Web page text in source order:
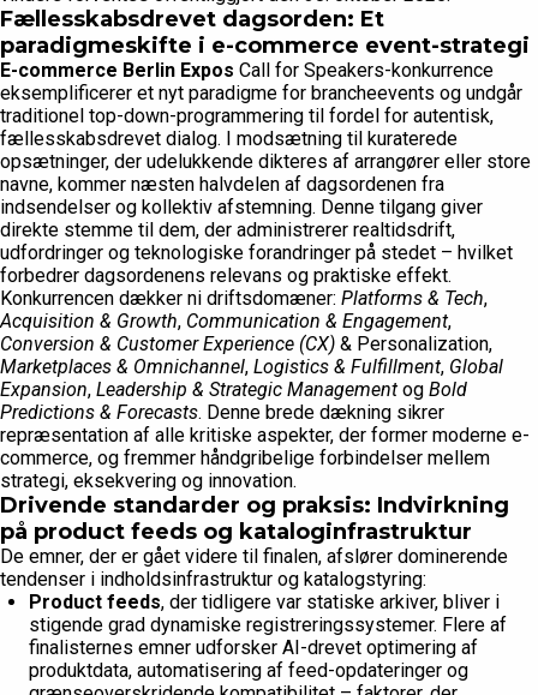
Fællesskabsdrevet dagsorden: Et
paradigmeskifte i e-commerce event-strategi
E-commerce Berlin Expos Call for Speakers-konkurrence
eksemplificerer et nyt paradigme for brancheevents og undgår
traditionel top-down-programmering til fordel for autentisk,
fællesskabsdrevet dialog. I modsætning til kuraterede
opsætninger, der udelukkende dikteres af arrangører eller store
navne, kommer næsten halvdelen af dagsordenen fra
indsendelser og kollektiv afstemning. Denne tilgang giver
direkte stemme til dem, der administrerer realtidsdrift,
udfordringer og teknologiske forandringer på stedet – hvilket
forbedrer dagsordenens relevans og praktiske effekt.
Konkurrencen dækker ni driftsdomæner: Platforms & Tech,
Acquisition & Growth, Communication & Engagement,
Conversion & Customer Experience (CX) & Personalization,
Marketplaces & Omnichannel, Logistics & Fulfillment, Global
Expansion, Leadership & Strategic Management og Bold
Predictions & Forecasts. Denne brede dækning sikrer
repræsentation af alle kritiske aspekter, der former moderne e-
commerce, og fremmer håndgribelige forbindelser mellem
strategi, eksekvering og innovation.
Drivende standarder og praksis: Indvirkning
på product feeds og kataloginfrastruktur
De emner, der er gået videre til finalen, afslører dominerende
tendenser i indholdsinfrastruktur og katalogstyring:
Product feeds, der tidligere var statiske arkiver, bliver i
stigende grad dynamiske registreringssystemer. Flere af
finalisternes emner udforsker AI-drevet optimering af
produktdata, automatisering af feed-opdateringer og